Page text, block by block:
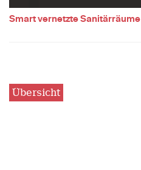
Smart vernetzte Sanitärräume
Übersicht